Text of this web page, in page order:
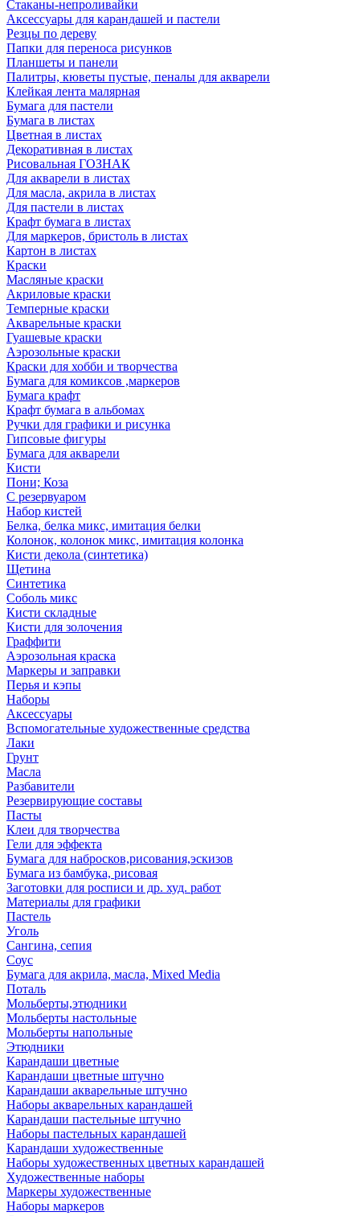
Стаканы-непроливайки
Аксессуары для карандашей и пастели
Резцы по дереву
Папки для переноса рисунков
Планшеты и панели
Палитры, кюветы пустые, пеналы для акварели
Клейкая лента малярная
Бумага для пастели
Бумага в листах
Цветная в листах
Декоративная в листах
Рисовальная ГОЗНАК
Для акварели в листах
Для масла, акрила в листах
Для пастели в листах
Крафт бумага в листах
Для маркеров, бристоль в листах
Картон в листах
Краски
Масляные краски
Акриловые краски
Темперные краски
Акварельные краски
Гуашевые краски
Аэрозольные краски
Краски для хобби и творчества
Бумага для комиксов ,маркеров
Бумага крафт
Крафт бумага в альбомах
Ручки для графики и рисунка
Гипсовые фигуры
Бумага для акварели
Кисти
Пони; Коза
С резервуаром
Набор кистей
Белка, белка микс, имитация белки
Колонок, колонок микс, имитация колонка
Кисти декола (синтетика)
Щетина
Синтетика
Соболь микс
Кисти складные
Кисти для золочения
Граффити
Аэрозольная краска
Маркеры и заправки
Перья и кэпы
Наборы
Аксессуары
Вспомогательные художественные средства
Лаки
Грунт
Масла
Разбавители
Резервирующие составы
Пасты
Клеи для творчества
Гели для эффекта
Бумага для набросков,рисования,эскизов
Бумага из бамбука, рисовая
Заготовки для росписи и др. худ. работ
Материалы для графики
Пастель
Уголь
Сангина, сепия
Соус
Бумага для акрила, масла, Mixed Media
Поталь
Мольберты,этюдники
Мольберты настольные
Мольберты напольные
Этюдники
Карандаши цветные
Карандаши цветные штучно
Карандаши акварельные штучно
Наборы акварельных карандашей
Карандаши пастельные штучно
Наборы пастельных карандашей
Карандаши художественные
Наборы художественных цветных карандашей
Художественные наборы
Маркеры художественные
Наборы маркеров